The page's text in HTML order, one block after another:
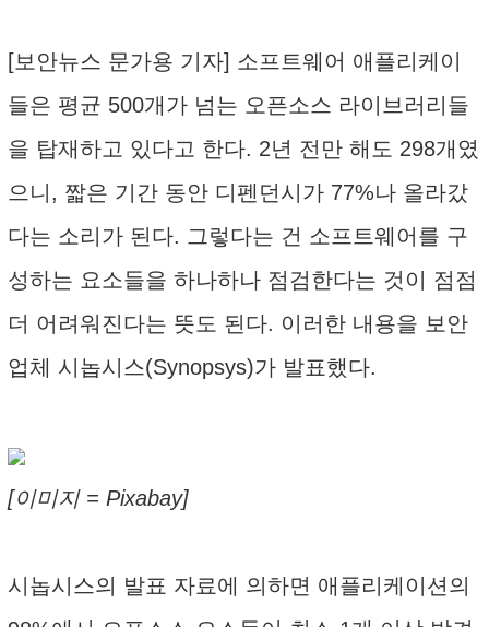
[보안뉴스 문가용 기자] 소프트웨어 애플리케이
들은 평균 500개가 넘는 오픈소스 라이브러리들
을 탑재하고 있다고 한다. 2년 전만 해도 298개였
으니, 짧은 기간 동안 디펜던시가 77%나 올라갔
다는 소리가 된다. 그렇다는 건 소프트웨어를 구
성하는 요소들을 하나하나 점검한다는 것이 점점
더 어려워진다는 뜻도 된다. 이러한 내용을 보안
업체 시놉시스(Synopsys)가 발표했다.
[이미지 = Pixabay]
시놉시스의 발표 자료에 의하면 애플리케이션의